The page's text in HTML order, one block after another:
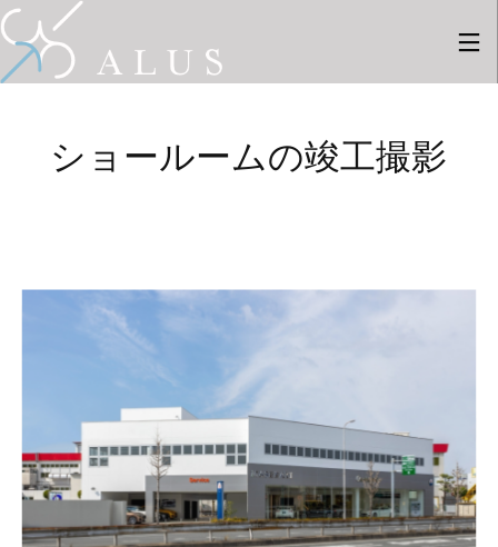
2026
採用情
件ギャ
ラリー
にUPし
にUPし
6
2025
新しい
事例を8
件ギャ
ラリー
26
2024
新しい
事例を9
件ギャ
ラリー
ショールームの竣工撮影